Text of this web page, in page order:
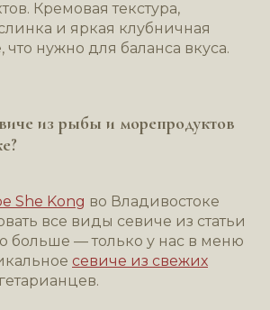
Кремовая текстура,
и яркая клубничная
что нужно для баланса вкуса.
из рыбы и морепродуктов
She Kong во Владивостоке
все виды севиче из статьи
больше — только у нас в меню
севиче из свежих
экстремистской
и запрещена в РФ